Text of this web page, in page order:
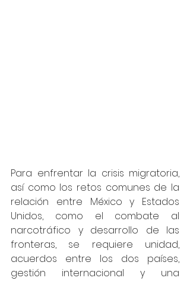
Para enfrentar la crisis migratoria,
así como los retos comunes de la
relación entre México y Estados
Unidos, como el combate al
narcotráfico y desarrollo de las
fronteras, se requiere unidad,
acuerdos entre los dos países,
gestión internacional y una